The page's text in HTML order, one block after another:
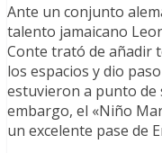
Ante un conjunto
talento jamaicano
Conte trató de añadir
los espacios y dio
estuvieron a punto de
embargo, el «Niño
un excelente pase de